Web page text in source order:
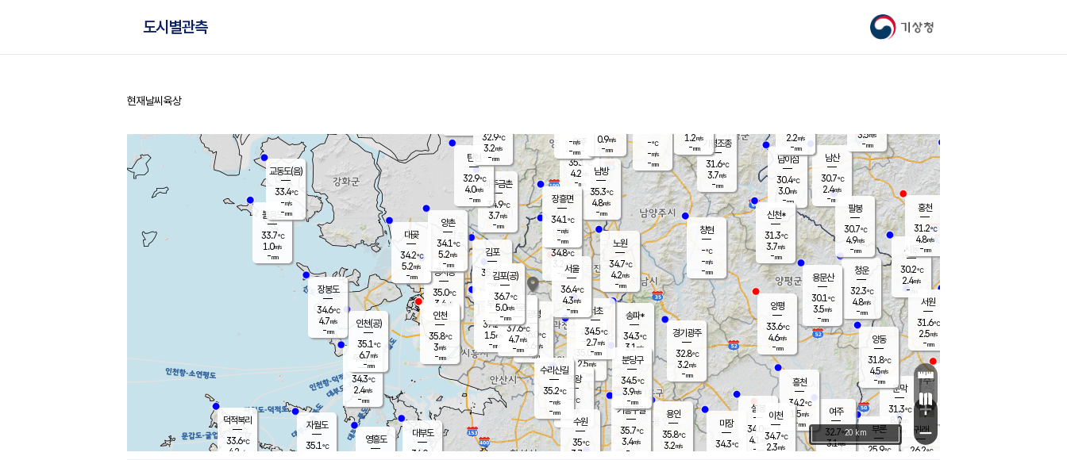
기상청
도시별관측
홈
현재날씨 육상
문막
31.3℃
8.0m/s
mm
남이섬
30.4℃
3.0m/s
-mm
무의도
34.3℃
2.4m/s
-mm
영흥도
볼음도
33.7℃
1.0m/s
-mm
자월도
35.1℃
양주
35.1℃
4.2
-mm
부론
25.9℃
과천
35.0℃
2.5m/s
- mm
남산
30.7℃
2.4m/s
-mm
장봉도
34.6℃
4.7m/s
-mm
청운
32.3℃
4.8m/s
-mm
팔봉
30.7℃
4.9m/s
-mm
용인
35.8℃
3.2m/s
여주
32.7℃
3.1m/s
양동
31.8℃
4.5m/s
-mm
경기광주
32.8℃
3.2m/s
-mm
2.2m/s
-mm
대부도
34.0
경서동
35.0℃
3.4 m/s
-mm
파주금촌
34.9℃
3.7m/s
-mm
가평조종
31.6℃
3.7m/s
-mm
-℃
-m/s
-mm
대곶
34.2℃
5.2m/s
-mm
신천*
31.3℃
3.7m/s
-mm
창현
-℃
-m/s
-mm
탄현
32.9℃
4.0m/s
-mm
1.2m/s
-mm
흥천
34.2℃
1.5m/s
-mm
마장
34.3℃
의왕
- ℃
m/s
mm
김포
35.9℃
-m/s
mm
설봉
34.0
4.1 m/s
- mm
광명
36.0
℃
3.6 m/s
-mm
부천
37.2℃
1.5m/s
-mm
양촌
34.1℃
5.2m/s
-mm
구로
37.6℃
4.7m/s
-mm
은평
34.8℃
3.2 m/s
- mm
노원
34.7℃
4.2m/s
-mm
송파*
34.3℃
3.1 m/s
-mm
서초
34.5℃
2.7m/s
-mm
남방
35.3℃
4.8m/s
-mm
기흥구갈
35.7℃
3.4m/s
-
수리산길
35.2℃
-m/s
-mm
분당구
34.5℃
3.9m/s
-mm
장흥면
34.1℃
-m/s
-mm
-m/s
-mm
시동
30.2℃
2.4m/s
- mm
귀래
26.2℃
서원
31.6℃
2.5m/s
-mm
용문산
30.1℃
3.5m/s
-mm
덕적북리
33.6℃
4.2 m/s
인천(공)
35.1℃
6.7m/s
-mm
김포(공)
36.7℃
5.0m/s
-mm
교동도(음)
33.4℃
-m/s
-mm
홍천
31.2℃
4.8m/s
-mm
이천
34.7℃
2.3m/s
양평
33.6℃
4.6m/s
-mm
수원
35℃
3.7 m/s
인천
35.8℃
3m/s
-mm
서울
36.4℃
4.3m/s
-mm
3.5m/s
-mm
32.9℃
3.2m/s
-mm
0.9m/s
-mm
+
−
20 km